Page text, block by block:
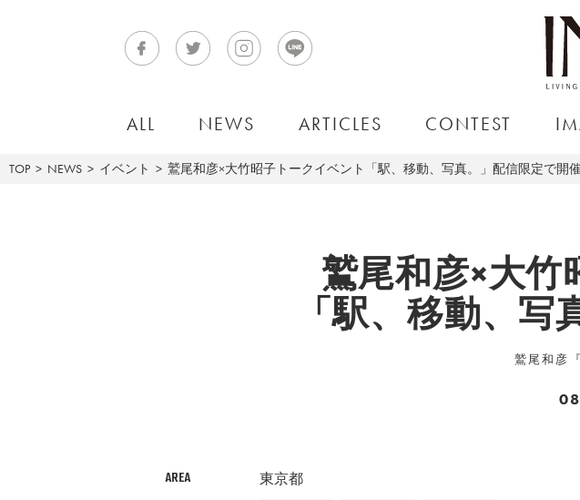
ALL NEWS ARTICLES CONTEST
TOP NEWS イベント 鷲尾和彦×大竹昭子トークイベント「駅、移動、写真。」配信限定で開
鷲尾和彦×大竹
「駅、移動、
鷲尾和彦
AREA 東京都